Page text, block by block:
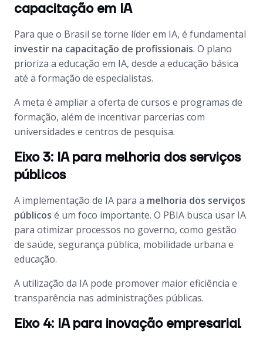
capacitação em IA
Para que o Brasil se torne líder em IA, é fundamental
investir na capacitação de profissionais. O plano
prioriza a educação em IA, desde a educação básica
até a formação de especialistas.
A meta é ampliar a oferta de cursos e programas de
formação, além de incentivar parcerias com
universidades e centros de pesquisa.
Eixo 3: IA para melhoria dos serviços
públicos
A implementação de IA para a melhoria dos serviços
públicos é um foco importante. O PBIA busca usar IA
para otimizar processos no governo, como gestão
de saúde, segurança pública, mobilidade urbana e
educação.
A utilização da IA pode promover maior eficiência e
transparência nas administrações públicas.
Eixo 4: IA para inovação empresarial